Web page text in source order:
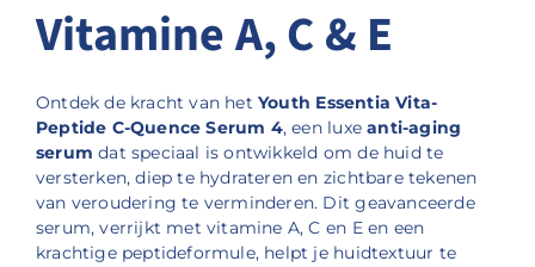
Vitamine A, C & E
Ontdek de kracht van hetYouth Essentia Vita-
Peptide C-Quence Serum 4, een luxeanti-aging
serum dat speciaal is ontwikkeld om de huid te
versterken, diep te hydrateren en zichtbare tekenen
van veroudering te verminderen. Dit geavanceerde
serum, verrijkt met vitamine A, C en E en een
krachtige peptideformule, helpt je huidtextuur te